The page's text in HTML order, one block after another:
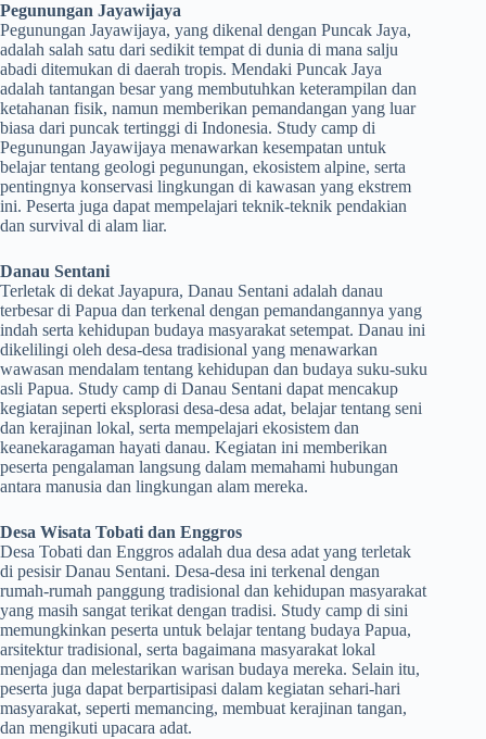
Pegunungan Jayawijaya
Pegunungan Jayawijaya, yang dikenal dengan Puncak Jaya,
adalah salah satu dari sedikit tempat di dunia di mana salju
abadi ditemukan di daerah tropis. Mendaki Puncak Jaya
adalah tantangan besar yang membutuhkan keterampilan dan
ketahanan fisik, namun memberikan pemandangan yang luar
biasa dari puncak tertinggi di Indonesia. Study camp di
Pegunungan Jayawijaya menawarkan kesempatan untuk
belajar tentang geologi pegunungan, ekosistem alpine, serta
pentingnya konservasi lingkungan di kawasan yang ekstrem
ini. Peserta juga dapat mempelajari teknik-teknik pendakian
dan survival di alam liar.
Danau Sentani
Terletak di dekat Jayapura, Danau Sentani adalah danau
terbesar di Papua dan terkenal dengan pemandangannya yang
indah serta kehidupan budaya masyarakat setempat. Danau ini
dikelilingi oleh desa-desa tradisional yang menawarkan
wawasan mendalam tentang kehidupan dan budaya suku-suku
asli Papua. Study camp di Danau Sentani dapat mencakup
kegiatan seperti eksplorasi desa-desa adat, belajar tentang seni
dan kerajinan lokal, serta mempelajari ekosistem dan
keanekaragaman hayati danau. Kegiatan ini memberikan
peserta pengalaman langsung dalam memahami hubungan
antara manusia dan lingkungan alam mereka.
Desa Wisata Tobati dan Enggros
Desa Tobati dan Enggros adalah dua desa adat yang terletak
di pesisir Danau Sentani. Desa-desa ini terkenal dengan
rumah-rumah panggung tradisional dan kehidupan masyarakat
yang masih sangat terikat dengan tradisi. Study camp di sini
memungkinkan peserta untuk belajar tentang budaya Papua,
arsitektur tradisional, serta bagaimana masyarakat lokal
menjaga dan melestarikan warisan budaya mereka. Selain itu,
peserta juga dapat berpartisipasi dalam kegiatan sehari-hari
masyarakat, seperti memancing, membuat kerajinan tangan,
dan mengikuti upacara adat.